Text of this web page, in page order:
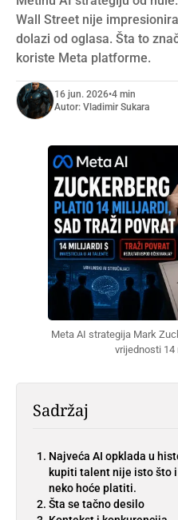
Wall Street nije
dolazi od oglasa. Šta to
koriste Meta platforme.
16 jun. 2026•4 min
Autor: Vladimir Sukara
Meta AI strategija Mark
vrijednosti 14
Sadržaj
Najveća AI opklada u
kupiti talent nije isto što
neko hoće platiti.
Šta se tačno desilo